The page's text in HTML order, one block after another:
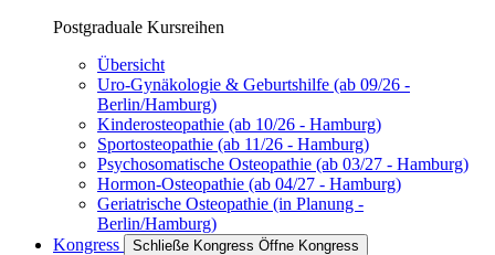
Postgraduale Kursreihen
Übersicht
Uro-Gynäkologie & Geburtshilfe (ab 09/26 -
Berlin/Hamburg)
Kinderosteopathie (ab 10/26 - Hamburg)
Sportosteopathie (ab 11/26 - Hamburg)
Psychosomatische Osteopathie (ab 03/27 - Hamburg)
Hormon-Osteopathie (ab 04/27 - Hamburg)
Geriatrische Osteopathie (in Planung -
Berlin/Hamburg)
Kongress
Schließe Kongress Öffne Kongress